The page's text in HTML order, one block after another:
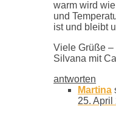
warm wird
und
ist und bleibt
Viele Grüße –
Silvana mit
antworten
Martina
25. April